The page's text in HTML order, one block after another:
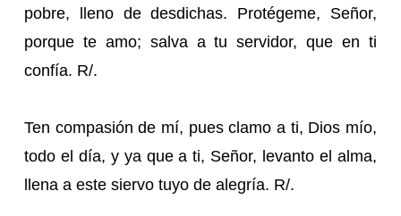
pobre, lleno de desdichas. Protégeme, Señor,
porque te amo; salva a tu servidor, que en ti
confía. R/.
Ten compasión de mí, pues clamo a ti, Dios mío,
todo el día, y ya que a ti, Señor, levanto el alma,
llena a este siervo tuyo de alegría. R/.